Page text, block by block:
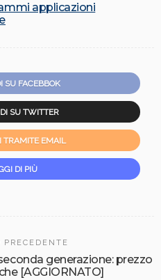
applicazioni
SU FACEBBOK
SU TWITTER
TRAMITE EMAIL
DI PIÙ
PRECEDENTE
generazione: prezzo
[AGGIORNATO]